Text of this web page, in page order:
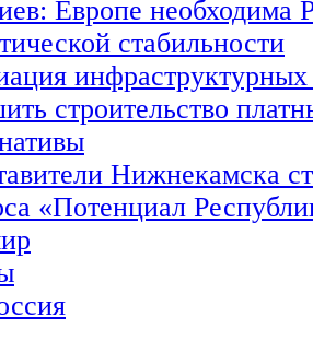
Европе необходима
стабильности
строительство
Нижнекамска
«Потенциал